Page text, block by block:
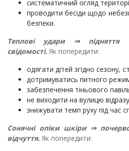
систематичний огляд
проводити бесіди щодо
безпеки.
Теплові удари ⇒підняття
свідомості. Як попередити:
одягати дітей згідно сезону,
дотримуватись питного
забезпечення тіньового
не виходити на вулицю
знижувати темп руху під час
Сонячні опіки шкіри ⇒
відчуття. Як попередити: